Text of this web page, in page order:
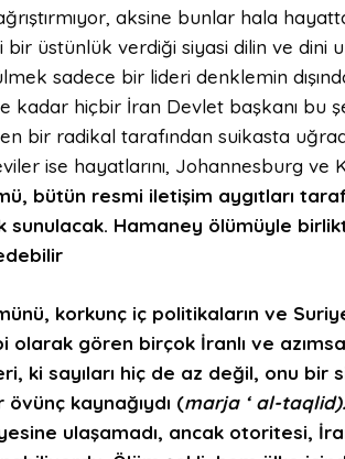
aksine bunlar hala
bir üstünlük verdiği siyasi dilin ve dini
sadece bir lideri denklemin
kadar hiçbir İran Devlet başkanı bu
bir radikal tarafından suikasta
ise hayatlarını, Johannesburg ve
bütün resmi iletişim aygıtları
sunulacak. Hamaney ölümüyle
korkunç iç politikaların ve
gören birçok İranlı ve
ki sayıları hiç de az değil, onu
kaynağıydı (marja ‘ al-taqlid).
ulaşamadı, ancak otoritesi,